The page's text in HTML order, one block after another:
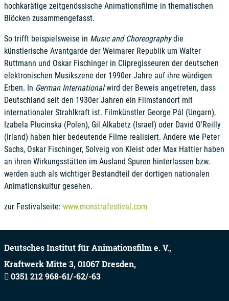
hochkarätige zeitgenössische Animationsfilme in thematischen
Blöcken zusammengefasst.
So trifft beispielsweise in Music and Choreographydie
künstlerische Avantgarde der Weimarer Republik um Walter
Ruttmann und Oskar Fischinger in Clipregisseuren der deutschen
elektronischen Musikszene der 1990er Jahre auf ihre würdigen
Erben. In German Internationalwird der Beweis angetreten, dass
Deutschland seit den 1930er Jahren ein Filmstandort mit
internationaler Strahlkraft ist. Filmkünstler George Pál (Ungarn),
Izabela Plucinska (Polen), Gil Alkabetz (Israel) oder David O’Reilly
(Irland) haben hier bedeutende Filme realisiert. Andere wie Peter
Sachs, Oskar Fischinger, Solveig von Kleist oder Max Hattler haben
an ihren Wirkungsstätten im Ausland Spuren hinterlassen bzw.
werden auch als wichtiger Bestandteil der dortigen nationalen
Animationskultur gesehen.
zur Festivalseite: www.monstrafestival.com
Deutsches Institut für Animationsfilm e. V.,
Kraftwerk Mitte 3,01067Dresden,
0351 212 968-61/-62/-63